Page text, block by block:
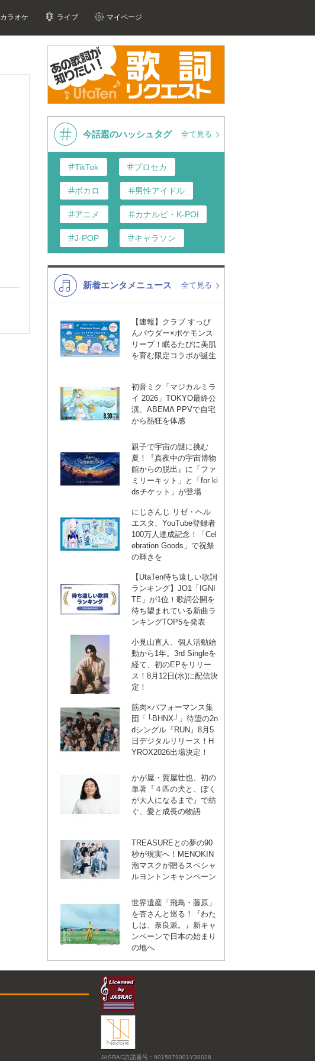
カラオケ ライブ マイページ
今話題のハッシュタグ 全て見る
TikTok プロセカ
ボカロ 男性アイドル
アニメ カナルビ・K-POP和訳
J-POP キャラソン
K-POP バンド
VTuber ディズニー
新着エンタメニュース 全て見る
【速報】クラブ すっぴ
んパウダー×ポケモンス
リープ！眠るたびに美肌
を育む限定コラボが誕生
初音ミク「マジカルミラ
イ 2026」TOKYO最終公
演、ABEMA PPVで自宅
から熱狂を体感
親子で宇宙の謎に挑む
夏！『真夜中の宇宙博物
館からの脱出』に「ファ
ミリーキット」と「for ki
dsチケット」が登場
にじさんじ リゼ・ヘル
エスタ、YouTube登録者
100万人達成記念！「Cel
ebration Goods」で祝祭
の輝きを
【UtaTen待ち遠しい歌詞
ランキング】JO1「IGNI
TE」が1位！歌詞公開を
待ち望まれている新曲ラ
ンキングTOP5を発表
小見山直人、個人活動始
動から1年。3rd Singleを
経て、初のEPをリリー
ス！8月12日(水)に配信決
定！
筋肉×パフォーマンス集
団「└BHNX┘」待望の2n
dシングル『RUN』8月5
日デジタルリリース！H
YROX2026出場決定！
かが屋・賀屋壮也、初の
単著『４匹の犬と、ぼく
が大人になるまで』で紡
ぐ、愛と成長の物語
TREASUREとの夢の90
秒が現実へ！MENOKIN
泡マスクが贈るスペシャ
ルヨントンキャンペーン
世界遺産「飛鳥・藤原」
を杏さんと巡る！『わた
しは、奈良派。』新キャ
ンペーンで日本の始まり
の地へ
JASRAC許諾番号：9015879001Y38026